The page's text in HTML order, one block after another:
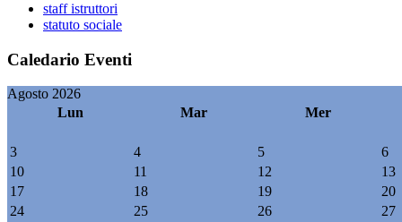
staff istruttori
statuto sociale
Caledario Eventi
Agosto 2026
Lun
Mar Mer
3 4 5
6
10
11 12
13
17
18 19
20
24
25 26
27